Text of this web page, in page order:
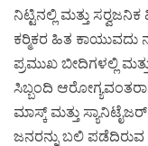
ನಿಟ್ಟಿನಲ್ಲಿ ಮತ್ತು
ಕರ‍್ಮಿಕರ ಹಿತ ಕಾಯುವದು
ಪ್ರಮುಖ ಬೀದಿಗಳಲ್ಲಿ
ಸಿಬ್ಬಂದಿ
ಮಾಸ್ಕ್ ಮತ್ತು
ಜನರನ್ನು ಬಲಿ ಪಡೆದಿರುವ